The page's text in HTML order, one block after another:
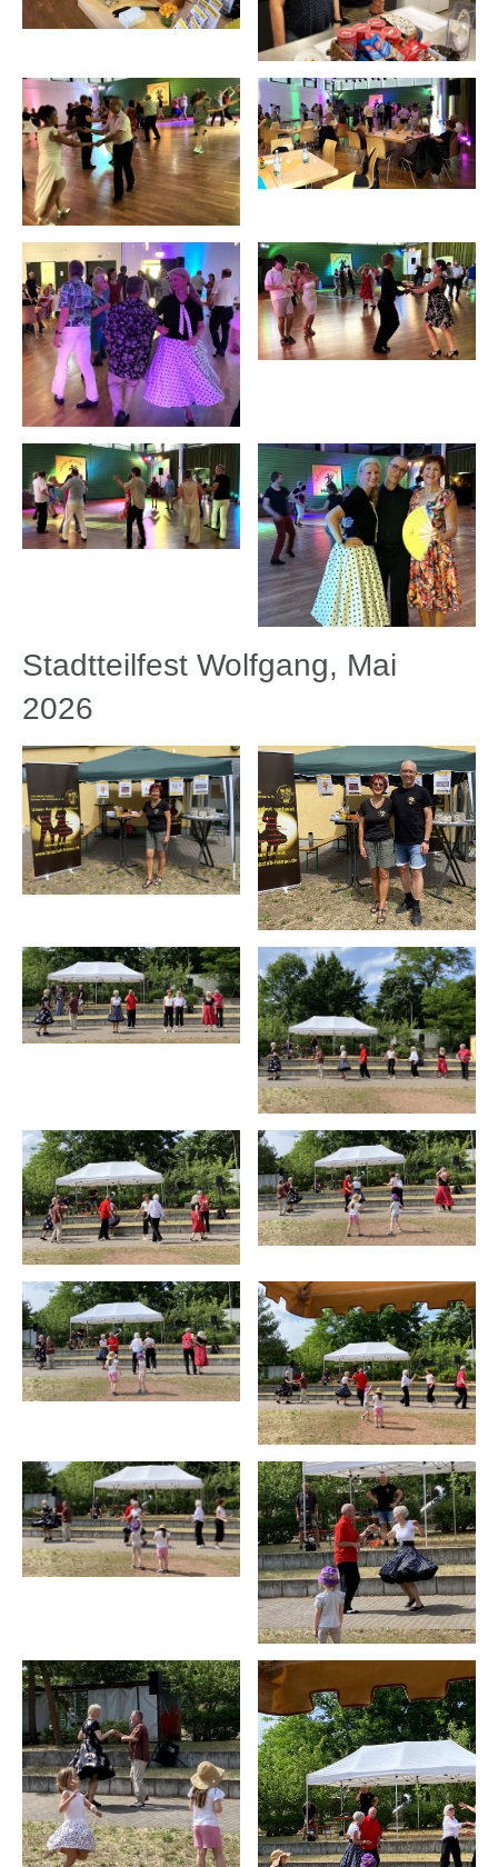
Stadtteilfest Wolfgang, Mai
2026